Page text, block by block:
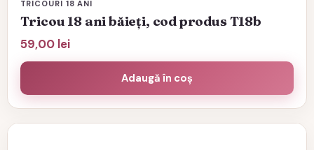
TRICOURI 18 ANI
Tricou 18 ani băieți, cod produs T18b
59,00 lei
Adaugă în coș
Acest